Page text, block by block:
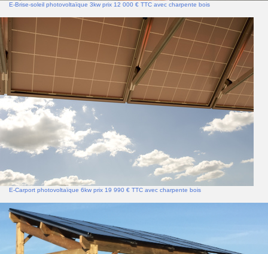
E-Brise-soleil photovoltaïque 3kw prix 12 000 € TTC avec charpente bois
E-Carport photovoltaïque 6kw prix 19 990 € TTC avec charpente bois